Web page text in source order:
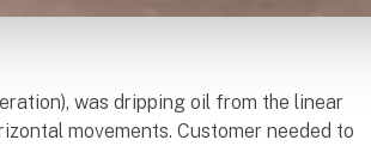
was dripping oil from the linear
movements. Customer needed to